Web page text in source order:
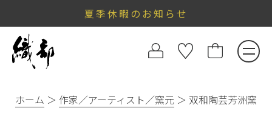
夏季休暇のお知らせ
ホーム 作家／アーティスト／窯元 双和陶芸芳洲窯